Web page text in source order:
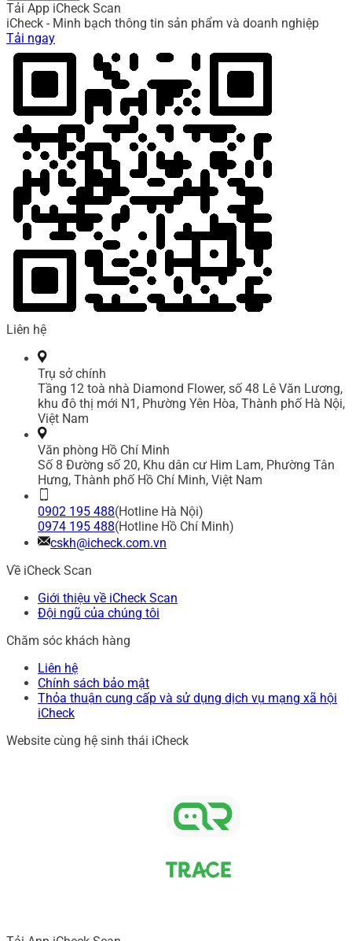
Tải App iCheck Scan
iCheck - Minh bạch thông tin sản phẩm và doanh nghiệp
Tải ngay
Liên hệ
Trụ sở chính
Tầng 12 toà nhà Diamond Flower, số 48 Lê Văn Lương,
khu đô thị mới N1, Phường Yên Hòa, Thành phố Hà Nội,
Việt Nam
Văn phòng Hồ Chí Minh
Số 8 Đường số 20, Khu dân cư Him Lam, Phường Tân
Hưng, Thành phố Hồ Chí Minh, Việt Nam
0902 195 488(Hotline Hà Nội)
0974 195 488(Hotline Hồ Chí Minh)
cskh@icheck.com.vn
Về iCheck Scan
Giới thiệu về iCheck Scan
Đội ngũ của chúng tôi
Chăm sóc khách hàng
Liên hệ
Chính sách bảo mật
Thỏa thuận cung cấp và sử dụng dịch vụ mạng xã hội
iCheck
Website cùng hệ sinh thái iCheck